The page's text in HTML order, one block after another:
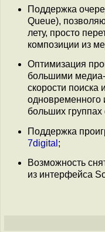
Поддержка
Queue),
лету, просто
композиции из
Оптимизация
большими
скорости поиска
одновременного
больших
Поддержка
7digital ;
Возможность
из интерфейса